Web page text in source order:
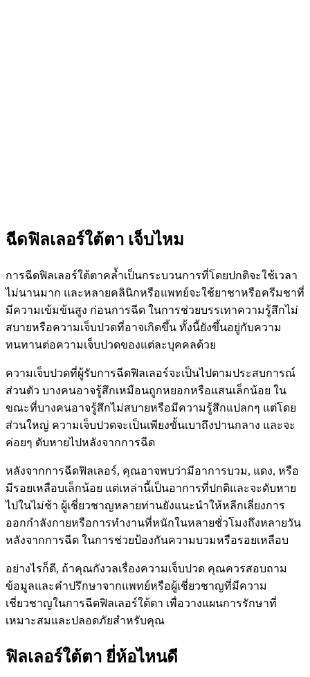
ฉีดฟิลเลอร์ใต้ตา เจ็บไหม
การฉีดฟิลเลอร์ใต้ตาคล้ำเป็นกระบวนการที่โดยปกติจะใช้เวลา
ไม่นานมาก และหลายคลินิกหรือแพทย์จะใช้ยาชาหรือครีมชาที่
มีความเข้มข้นสูง ก่อนการฉีด ในการช่วยบรรเทาความรู้สึกไม่
สบายหรือความเจ็บปวดที่อาจเกิดขึ้น ทั้งนี้ยังขึ้นอยู่กับความ
ทนทานต่อความเจ็บปวดของแต่ละบุคคลด้วย
ความเจ็บปวดที่ผู้รับการฉีดฟิลเลอร์จะเป็นไปตามประสบการณ์
ส่วนตัว บางคนอาจรู้สึกเหมือนถูกหยอกหรือแสนเล็กน้อย ใน
ขณะที่บางคนอาจรู้สึกไม่สบายหรือมีความรู้สึกแปลกๆ แต่โดย
ส่วนใหญ่ ความเจ็บปวดจะเป็นเพียงขั้นเบาถึงปานกลาง และจะ
ค่อยๆ ดับหายไปหลังจากการฉีด
หลังจากการฉีดฟิลเลอร์, คุณอาจพบว่ามีอาการบวม, แดง, หรือ
มีรอยเหลือบเล็กน้อย แต่เหล่านี้เป็นอาการที่ปกติและจะดับหาย
ไปในไม่ช้า ผู้เชี่ยวชาญหลายท่านยังแนะนำให้หลีกเลี่ยงการ
ออกกำลังกายหรือการทำงานที่หนักในหลายชั่วโมงถึงหลายวัน
หลังจากการฉีด ในการช่วยป้องกันความบวมหรือรอยเหลือบ
อย่างไรก็ดี, ถ้าคุณกังวลเรื่องความเจ็บปวด คุณควรสอบถาม
ข้อมูลและคำปรึกษาจากแพทย์หรือผู้เชี่ยวชาญที่มีความ
เชี่ยวชาญในการฉีดฟิลเลอร์ใต้ตา เพื่อวางแผนการรักษาที่
เหมาะสมและปลอดภัยสำหรับคุณ
ฟิลเลอร์ใต้ตา ยี่ห้อไหนดี